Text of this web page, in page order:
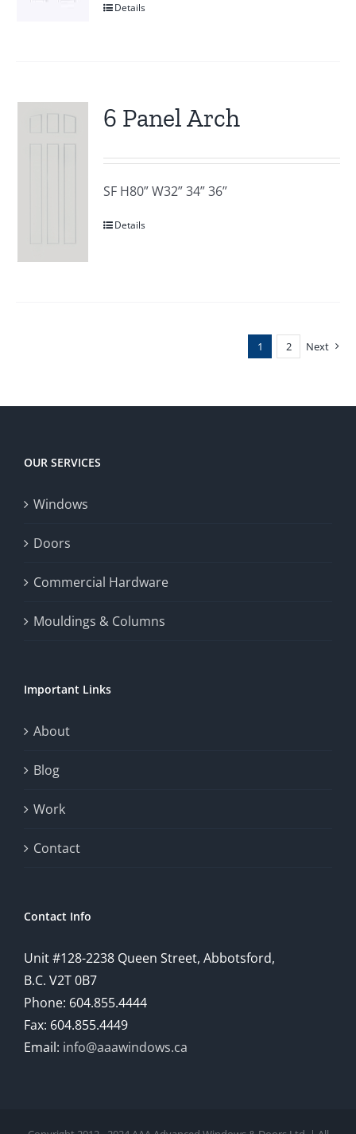
Details
6 Panel Arch
SF H80” W32” 34” 36”
Details
1 2 Next
OUR SERVICES
Windows
Doors
Commercial Hardware
Mouldings & Columns
Important Links
About
Blog
Work
Contact
Contact Info
Unit #128-2238 Queen Street, Abbotsford,
B.C. V2T 0B7
Phone: 604.855.4444
Fax: 604.855.4449
Email: info@aaawindows.ca